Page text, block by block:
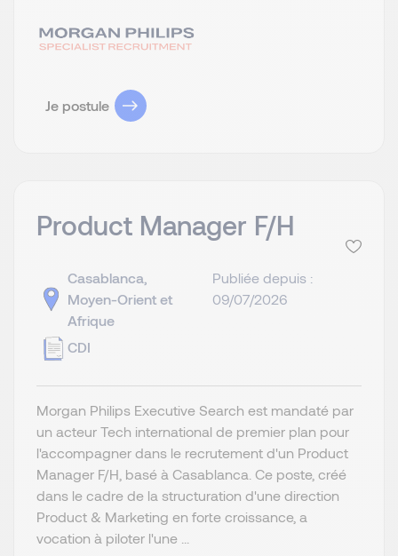
Je postule
Product Manager F/H
Casablanca,
Moyen-Orient et
Afrique
CDI
Publiée depuis :
09/07/2026
Morgan Philips Executive Search est mandaté par
un acteur Tech international de premier plan pour
l'accompagner dans le recrutement d'un Product
Manager F/H, basé à Casablanca. Ce poste, créé
dans le cadre de la structuration d'une direction
Product & Marketing en forte croissance, a
vocation à piloter l'une ...